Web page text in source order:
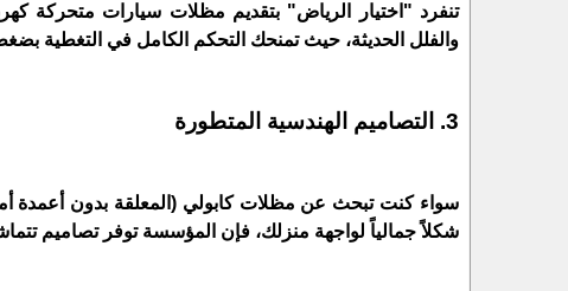
تنفرد "اختيار الرياض" بتقديم مظلات سيارات متحركة
والفلل الحديثة، حيث تمنحك التحكم الكامل في التغطية
3. التصاميم الهندسية المتطورة
سواء كنت تبحث عن مظلات كابولي (المعلقة بدون أعمدة
شكلاً جمالياً لواجهة منزلك، فإن المؤسسة توفر تصاميم